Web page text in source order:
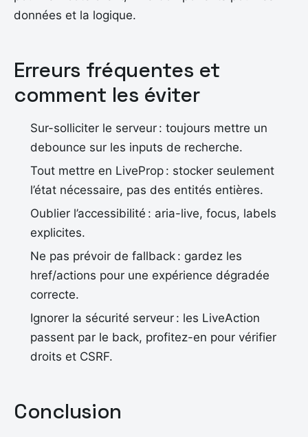
données et la logique.
Erreurs fréquentes et
comment les éviter
Sur-solliciter le serveur : toujours mettre un
debounce sur les inputs de recherche.
Tout mettre en LiveProp : stocker seulement
l’état nécessaire, pas des entités entières.
Oublier l’accessibilité : aria-live, focus, labels
explicites.
Ne pas prévoir de fallback : gardez les
href/actions pour une expérience dégradée
correcte.
Ignorer la sécurité serveur : les LiveAction
passent par le back, profitez-en pour vérifier
droits et CSRF.
Conclusion